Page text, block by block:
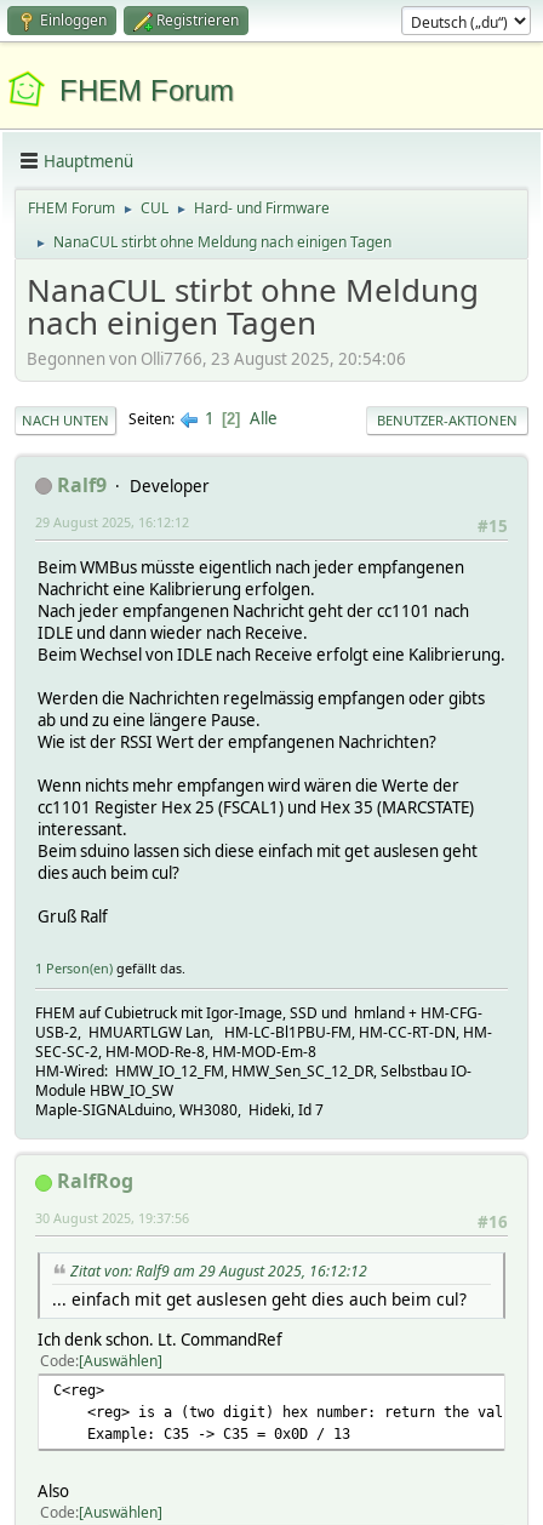
Einloggen Registrieren
FHEM Forum
Hauptmenü
FHEM Forum ► CUL ► Hard- und Firmware
► NanaCUL stirbt ohne Meldung nach einigen Tagen
NanaCUL stirbt ohne Meldung
nach einigen Tagen
Begonnen von Olli7766, 23 August 2025, 20:54:06
NACH UNTEN Seiten 1 2 Alle BENUTZER-AKTIONEN
Ralf9
Developer
#15
29 August 2025, 16:12:12
Beim WMBus müsste eigentlich nach jeder empfangenen
Nachricht eine Kalibrierung erfolgen.
Nach jeder empfangenen Nachricht geht der cc1101 nach
IDLE und dann wieder nach Receive.
Beim Wechsel von IDLE nach Receive erfolgt eine Kalibrierung.
Werden die Nachrichten regelmässig empfangen oder gibts
ab und zu eine längere Pause.
Wie ist der RSSI Wert der empfangenen Nachrichten?
Wenn nichts mehr empfangen wird wären die Werte der
cc1101 Register Hex 25 (FSCAL1) und Hex 35 (MARCSTATE)
interessant.
Beim sduino lassen sich diese einfach mit get auslesen geht
dies auch beim cul?
Gruß Ralf
1 Person(en) gefällt das.
FHEM auf Cubietruck mit Igor-Image, SSD und hmland + HM-CFG-
USB-2, HMUARTLGW Lan, HM-LC-Bl1PBU-FM, HM-CC-RT-DN, HM-
SEC-SC-2, HM-MOD-Re-8, HM-MOD-Em-8
HM-Wired: HMW_IO_12_FM, HMW_Sen_SC_12_DR, Selbstbau IO-
Module HBW_IO_SW
Maple-SIGNALduino, WH3080, Hideki, Id 7
RalfRog
#16
30 August 2025, 19:37:56
Zitat von: Ralf9 am 29 August 2025, 16:12:12
... einfach mit get auslesen geht dies auch beim cul?
Ich denk schon. Lt. CommandRef
Code Auswählen
C<reg>
<reg> is a (two digit) hex number: return the value of
Example: C35 -> C35 = 0x0D / 13
Also
Code Auswählen